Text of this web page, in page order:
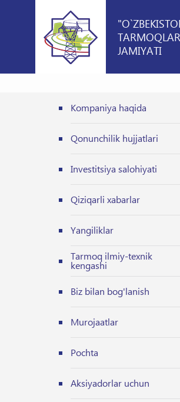
JAMIYATI
Kompaniya haqida
Qonunchilik hujjatlari
Investitsiya salohiyati
Qiziqarli xabarlar
Yangiliklar
Tarmoq ilmiy-texnik
kengashi
Biz bilan bog'lanish
Murojaatlar
Pochta
Aksiyadorlar uchun